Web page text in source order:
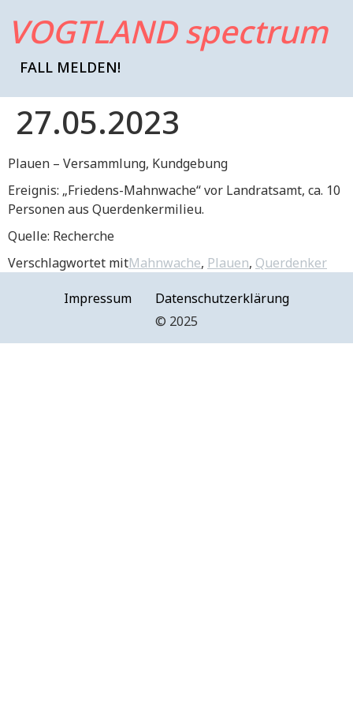
VOGTLAND spectrum
FALL MELDEN!
27.05.2023
Plauen – Versammlung, Kundgebung
Ereignis: „Friedens-Mahnwache“ vor Landratsamt, ca. 10
Personen aus Querdenkermilieu.
Quelle: Recherche
Verschlagwortet mitMahnwache, Plauen, Querdenker
Impressum
Datenschutzerklärung
©️ 2025